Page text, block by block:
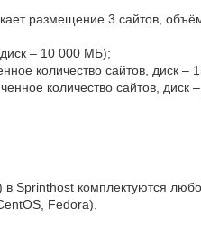
размещение 3 сайтов,
– 10 000 МБ);
количество сайтов, диск –
количество сайтов, диск
Sprinthost комплектуются
Fedora).